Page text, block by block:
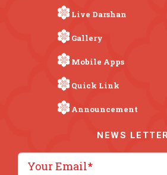
Live Darshan
Gallery
Mobile Apps
Quick Link
Announcement
NEWS